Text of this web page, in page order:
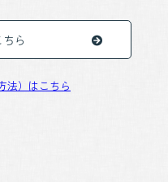
ら
法）はこちら